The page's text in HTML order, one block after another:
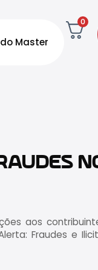
Master
0
aos
Fraudes e